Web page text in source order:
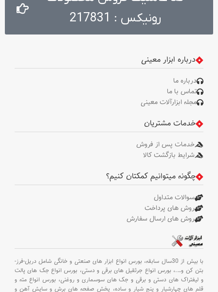
رونیکس : 217831
درباره ابزار معینی
درباره ما
تماس با ما
مجله ابزارآلات معینی
خدمات مشتریان
خدمات پس از فروش
شرایط بازگشت کالا
چگونه میتوانیم کمکتان کنیم؟
سوالات متداول
روش های پرداخت
روش های ارسال سفارش
با بیش از 30سال سابقه،
بورس انواع ابزار های صنعتی و خانگی شامل دریل-فرز-
بتن کن و….، بورس انواع جرثقیل های برقی و دستی، بورس انواع جک های پالت
و لیفتراک های دستی و برقی و جک های سوسماری و روغنی، بورس انواع مته و
قلم های چهارشیار و پنج شیار و ساده، پخش صفحه های برش و سایش آهن و